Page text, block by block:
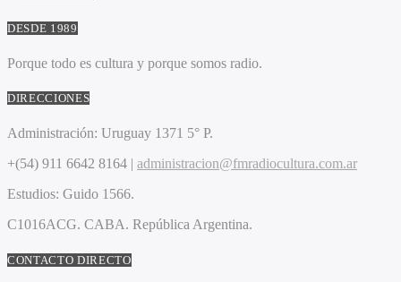
DESDE 1989
Porque todo es cultura y porque somos radio.
DIRECCIONES
Administración: Uruguay 1371 5° P.
+(54) 911 6642 8164 | administracion@fmradiocultura.com.ar
Estudios: Guido 1566.
C1016ACG. CABA. República Argentina.
CONTACTO DIRECTO